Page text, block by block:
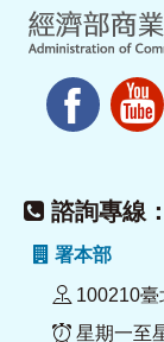
諮詢專線
署本部
100210
星期一至